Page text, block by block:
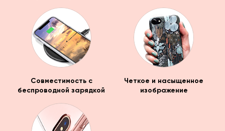
Совместимость с
беспроводной зарядкой
Четкое и насыщенное
изображение